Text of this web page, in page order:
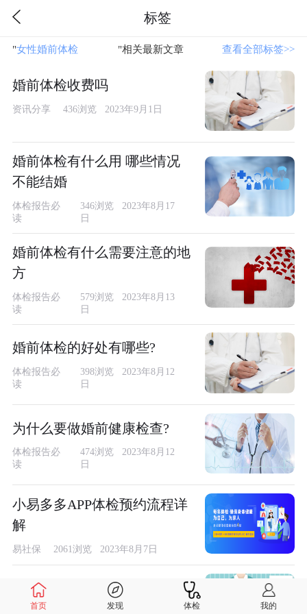
标签
"女性婚前体检 "相关最新文章 查看全部标签>>
婚前体检收费吗
资讯分享 436浏览 2023年9月1日
婚前体检有什么用 哪些情况
不能结婚
体检报告必
读
346浏览 2023年8月17
日
婚前体检有什么需要注意的地
方
体检报告必
读
579浏览 2023年8月13
日
婚前体检的好处有哪些?
体检报告必
读
398浏览 2023年8月12
日
为什么要做婚前健康检查?
体检报告必
读
474浏览 2023年8月12
日
小易多多APP体检预约流程详
解
易社保 2061浏览 2023年8月7日
女性婚前体检包括哪些
首页 发现 体检 我的